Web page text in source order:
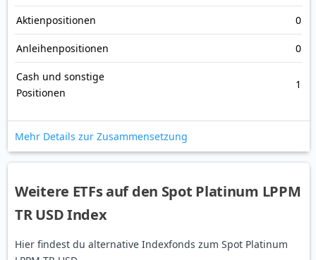
Aktienpositionen 0
Anleihenpositionen 0
Cash und sonstige
Positionen
1
Mehr Details zur Zusammensetzung
Weitere ETFs auf den Spot Platinum LPPM
TR USD Index
Hier findest du alternative Indexfonds zum Spot Platinum